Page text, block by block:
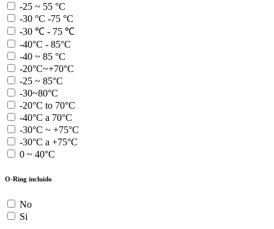
-25 ~ 55 °C
-30 °C -75 °C
-30 ℃ - 75 ℃
-40°C - 85°C
-40 ~ 85 °C
-20°C~+70°C
-25 ~ 85°C
-30~80°C
-20°C to 70°C
-40°C a 70°C
-30°C ~ +75°C
-30°C a +75°C
0 ~ 40°C
O-Ring incluido
No
Si